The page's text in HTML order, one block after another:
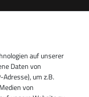
auf unserer
Daten von
um z.B.
von